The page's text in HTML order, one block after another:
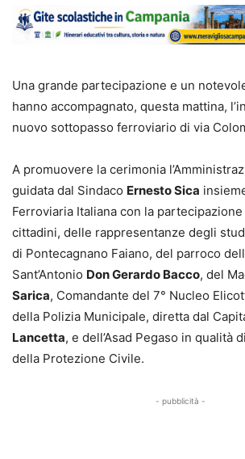
Una grande partecipazione e un
hanno accompagnato, questa mattina,
nuovo sottopasso ferroviario di via
A promuovere la cerimonia
guidata dal Sindaco Ernesto Sica
Ferroviaria Italiana con la
cittadini, delle rappresentanze degli
di Pontecagnano Faiano, del parroco
Sant’Antonio Don Gerardo Bacco, del
Sarica, Comandante del 7° Nucleo
della Polizia Municipale, diretta dal
Lancetta, e dell’Asad Pegaso in qualità
della Protezione Civile.
- pubblicità -